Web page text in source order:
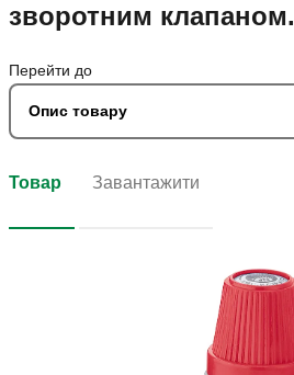
зворотним клапаном.
Перейти до
Опис товару
Товар Завантажити